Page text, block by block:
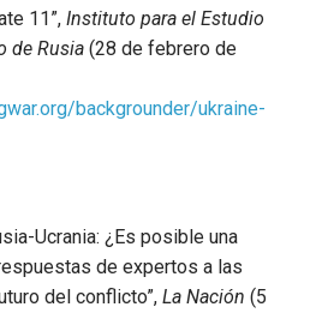
11”, Instituto para el Estudio
de Rusia (28 de febrero de
backgrounder/ukraine-
Ucrania: ¿Es posible una
de expertos a las
del conflicto”, La Nación (5